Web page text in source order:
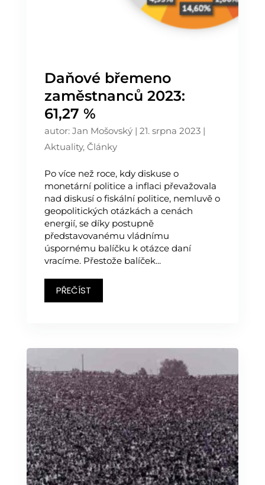
Daňové břemeno
zaměstnanců 2023:
61,27 %
autor: Jan Mošovský| 21. srpna 2023|
Aktuality, Články
Po více než roce, kdy diskuse o
monetární politice a inflaci převažovala
nad diskusí o fiskální politice, nemluvě o
geopolitických otázkách a cenách
energií, se díky postupně
představovanému vládnímu
úspornému balíčku k otázce daní
vracíme. Přestože balíček...
PŘEČÍST